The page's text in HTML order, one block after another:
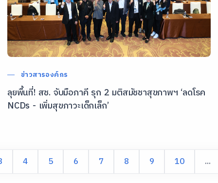
ข่าวสารองค์กร
ลุยพื้นที่! สช. จับมือภาคี รุก 2 มติสมัชชาสุขภาพฯ ‘ลดโรค
NCDs - เพิ่มสุขภาวะเด็กเล็ก’
4 5 6 7 8 9 10 ...